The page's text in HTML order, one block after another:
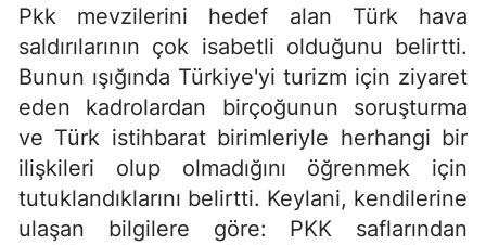
Pkk mevzilerini hedef alan Türk hava
saldırılarının çok isabetli olduğunu belirtti.
Bunun ışığında Türkiye'yi turizm için ziyaret
eden kadrolardan birçoğunun soruşturma
ve Türk istihbarat birimleriyle herhangi bir
ilişkileri olup olmadığını öğrenmek için
tutuklandıklarını belirtti. Keylani, kendilerine
ulaşan bilgilere göre: PKK saflarından